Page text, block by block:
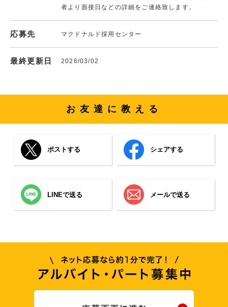
者より面接日などの詳細をご連絡致します。
応募先 マクドナルド採用センター
最終更新日 2026/03/02
お友達に教える
ポストする シェアする
LINEで送る メールで送る